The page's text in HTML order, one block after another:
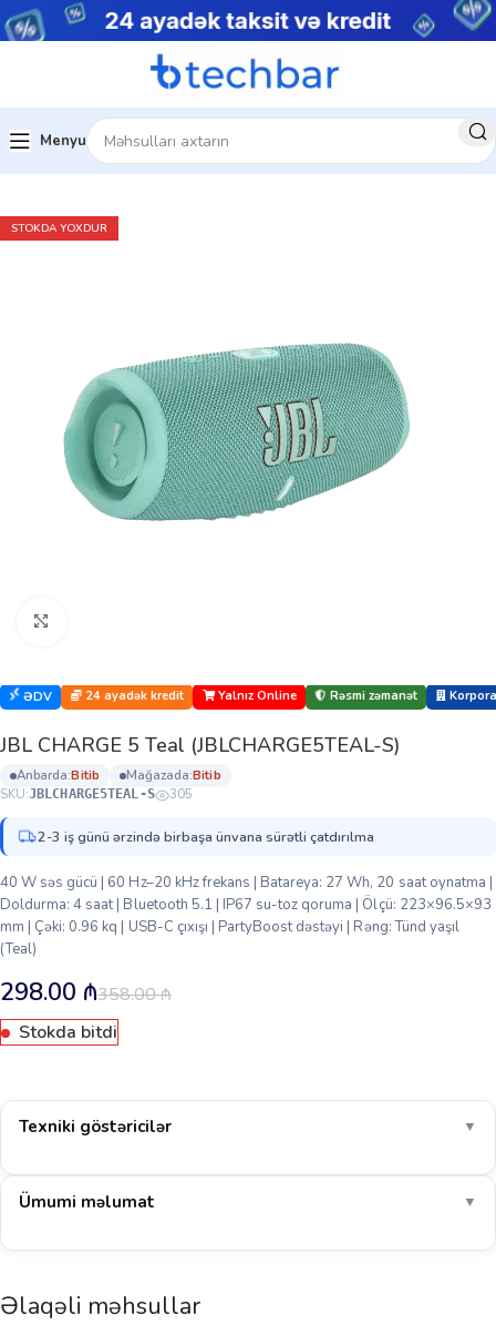
Menyu
Ev Audio texnika Blutuz dinamiklər
STOKDA YOXDUR
ƏDV 24 ayadək kredit Yalnız Online Rəsmi zəmanət
JBL CHARGE 5 Teal (JBLCHARGE5TEAL-S)
anbarda: bi̇ti̇b mağazada: bi̇ti̇b
SKU:JBLCHARGE5TEAL-S 305
2-3 iş günü ərzində birbaşa ünvana sürətli çatdırılma
40 W səs gücü | 60 Hz–20 kHz frekans | Batareya: 27 Wh, 20 saat oynatma |
Doldurma: 4 saat | Bluetooth 5.1 | IP67 su-toz qoruma | Ölçü: 223×96.5×93
mm | Çəki: 0.96 kq | USB-C çıxışı | PartyBoost dəstəyi | Rəng: Tünd yaşıl
(Teal)
358.00₼
298.00 ₼
Stokda bitdi
Texniki göstəricilər ▼
Ümumi məlumat ▼
Əlaqəli məhsullar